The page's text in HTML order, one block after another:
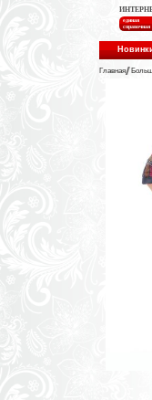
единая
справочная
Главная